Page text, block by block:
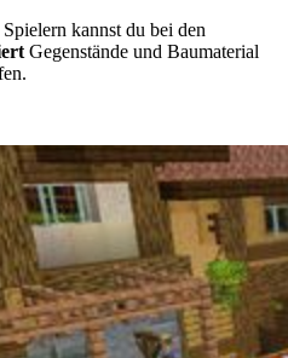
kannst du bei den
Gegenstände und Baumaterial